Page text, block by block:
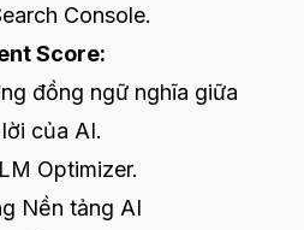
Console.
Score:
đồng ngữ nghĩa giữa
của AI.
Optimizer.
Nền tảng AI